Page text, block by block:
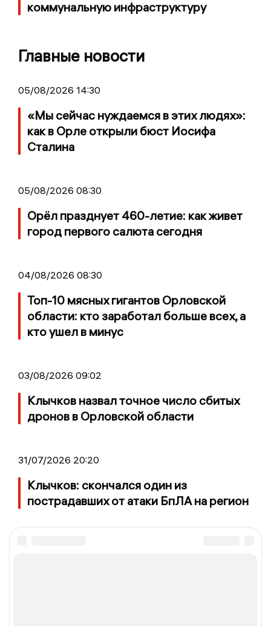
коммунальную инфраструктуру
Главные новости
05/08/2026 14:30
«Мы сейчас нуждаемся в этих людях»:
как в Орле открыли бюст Иосифа
Сталина
05/08/2026 08:30
Орёл празднует 460-летие: как живет
город первого салюта сегодня
04/08/2026 08:30
Топ-10 мясных гигантов Орловской
области: кто заработал больше всех, а
кто ушел в минус
03/08/2026 09:02
Клычков назвал точное число сбитых
дронов в Орловской области
31/07/2026 20:20
Клычков: скончался один из
пострадавших от атаки БпЛА на регион